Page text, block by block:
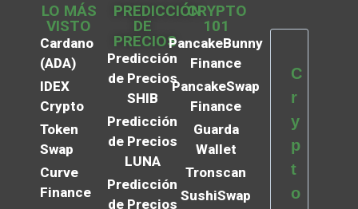
LO MÁS
VISTO
Cardano
(ADA)
IDEX
Crypto
Token
Swap
Curve
Finance
PREDICCIÓN
DE
PRECIOS
Predicción
de Precios
SHIB
Predicción
de Precios
LUNA
Predicción
de Precios
CRYPTO
101
PancakeBunny
Finance
PancakeSwap
Finance
Guarda
Wallet
Tronscan
SushiSwap
C
r
y
p
t
o